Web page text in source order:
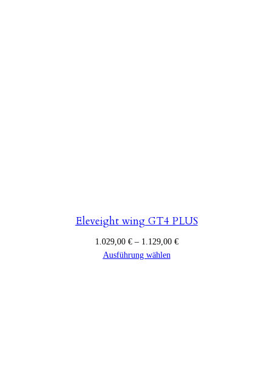
Eleveight wing GT4 PLUS
1.029,00 € – 1.129,00 €Preisspanne:
Ausführung wählen